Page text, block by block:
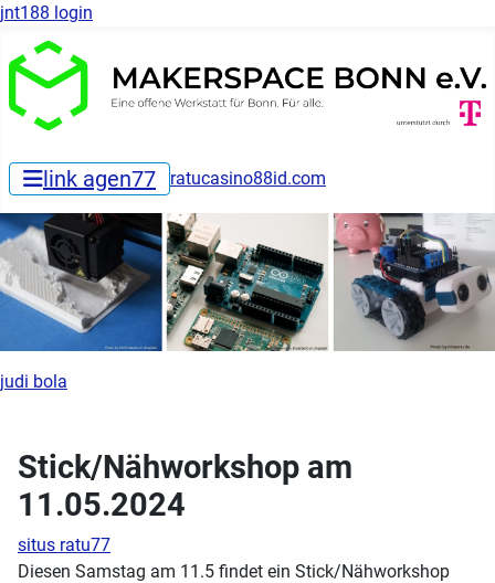
jnt188 login
link agen77 ratucasino88id.com
judi bola
Stick/Nähworkshop am
11.05.2024
situs ratu77
Diesen Samstag am 11.5 findet ein Stick/Nähworkshop